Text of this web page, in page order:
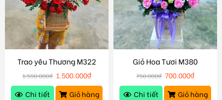
Trao yêu Thương M322
1.550.000₫ 1.500.000₫
Chi tiết
Giỏ hàng
Giỏ Hoa Tươi M380
750.000₫ 700.000₫
Chi tiết
Giỏ hàng